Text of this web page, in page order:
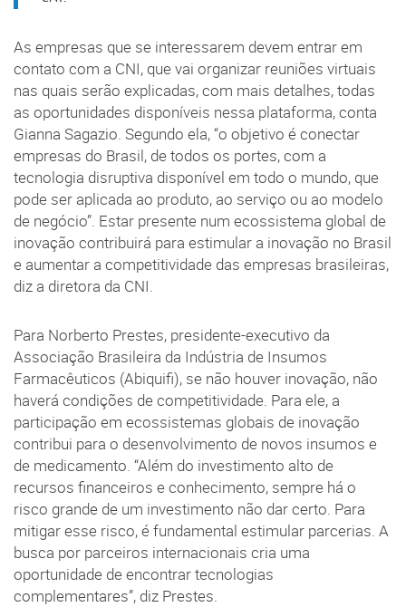
As empresas que se interessarem devem entrar em
contato com a CNI, que vai organizar reuniões virtuais
nas quais serão explicadas, com mais detalhes, todas
as oportunidades disponíveis nessa plataforma, conta
Gianna Sagazio. Segundo ela, “o objetivo é conectar
empresas do Brasil, de todos os portes, com a
tecnologia disruptiva disponível em todo o mundo, que
pode ser aplicada ao produto, ao serviço ou ao modelo
de negócio”. Estar presente num ecossistema global de
inovação contribuirá para estimular a inovação no Brasil
e aumentar a competitividade das empresas brasileiras,
diz a diretora da CNI.
Para Norberto Prestes, presidente-executivo da
Associação Brasileira da Indústria de Insumos
Farmacêuticos (Abiquifi), se não houver inovação, não
haverá condições de competitividade. Para ele, a
participação em ecossistemas globais de inovação
contribui para o desenvolvimento de novos insumos e
de medicamento. “Além do investimento alto de
recursos financeiros e conhecimento, sempre há o
risco grande de um investimento não dar certo. Para
mitigar esse risco, é fundamental estimular parcerias. A
busca por parceiros internacionais cria uma
oportunidade de encontrar tecnologias
complementares”, diz Prestes.